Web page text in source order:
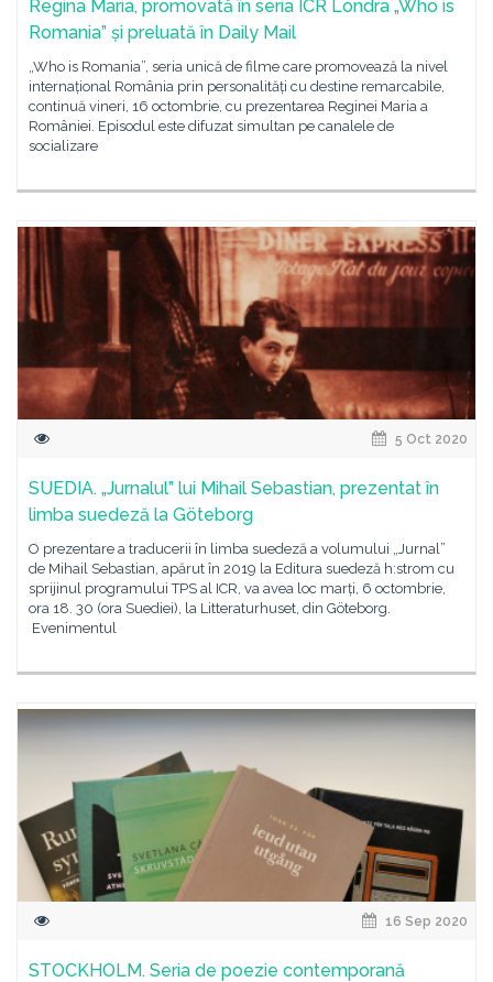
Regina Maria, promovată în seria ICR Londra „Who is
Romania” și preluată în Daily Mail
„Who is Romania”, seria unică de filme care promovează la nivel
internațional România prin personalități cu destine remarcabile,
continuă vineri, 16 octombrie, cu prezentarea Reginei Maria a
României. Episodul este difuzat simultan pe canalele de
socializare
5 Oct 2020
SUEDIA. „Jurnalul” lui Mihail Sebastian, prezentat în
limba suedeză la Göteborg
O prezentare a traducerii în limba suedeză a volumului „Jurnal”
de Mihail Sebastian, apărut în 2019 la Editura suedeză h:strom cu
sprijinul programului TPS al ICR, va avea loc marți, 6 octombrie,
ora 18. 30 (ora Suediei), la Litteraturhuset, din Göteborg.
Evenimentul
16 Sep 2020
STOCKHOLM. Seria de poezie contemporană